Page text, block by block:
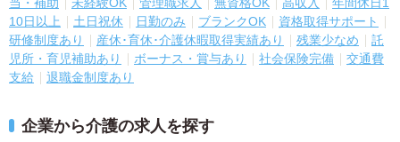
10日以上
土日祝休 日勤のみ ブランクOK
資格取得サポート
研修制度あり
産休･育休･介護休暇取得実績あり 残業少なめ
託
児所・育児補助あり
ボーナス・賞与あり 社会保険完備
交通費
支給
退職金制度あり
企業から介護の求人を探す